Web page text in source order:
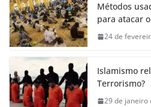
Métodos
para atacar
24 de
Islamismo
Terrorismo?
29 de janeiro